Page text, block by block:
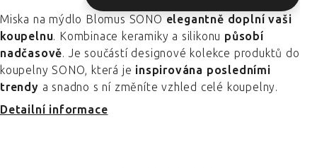
Miska na mýdlo Blomus SONO elegantně doplní vaši
koupelnu. Kombinace keramiky a silikonu působí
nadčasově. Je součástí designové kolekce produktů do
koupelny SONO, která je inspirována posledními
trendy a snadno s ní změníte vzhled celé koupelny.
Detailní informace